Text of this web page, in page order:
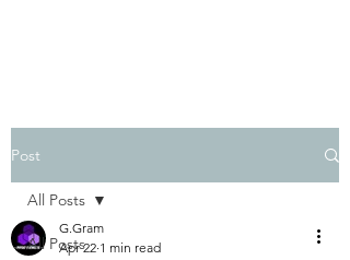
Post
All Posts
All Posts
G.Gram
Apr 22 1 min read